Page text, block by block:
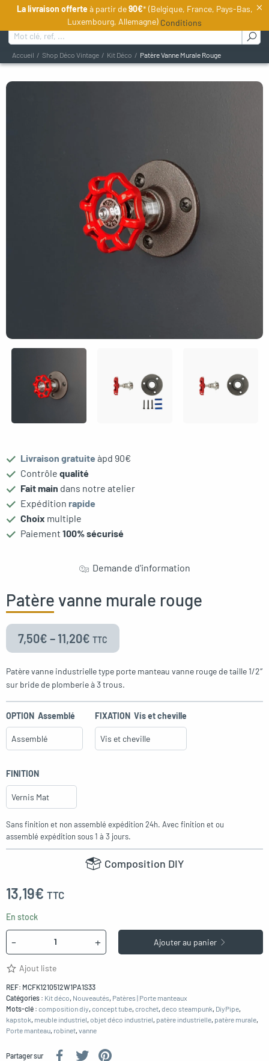
FR
Rechercher :
Accueil Shop Déco Vintage Kit Déco Patère Vanne Murale Rouge
Livraison gratuite àpd 90€
Contrôle qualité
Fait main dans notre atelier
Expédition rapide
Choix multiple
Paiement 100% sécurisé
Demande d'information
Patère vanne murale rouge
7,50€ – 11,20€ TTC
Patère vanne industrielle type porte manteau vanne rouge de taille 1/2″
sur bride de plomberie à 3 trous.
OPTION Assemblé FIXATIONVis et cheville
FINITION
Sans finition et non assemblé expédition 24h. Avec finition et ou
assemblé expédition sous 1 à 3 jours.
Composition DIY
13,19€ TTC
En stock
- + Ajouter au panier
Ajout liste
REF: MCFK1210512W1PA1S33
Catégories : Kit déco, Nouveautés, Patères | Porte manteaux
Mots-clé : composition diy, concept tube, crochet, deco steampunk, DiyPipe,
kapstok, meuble industriel, objet déco industriel, patère industrielle, patère murale,
Porte manteau, robinet, vanne
Partager sur
menu
menu
La livraison offerte à partir de90€* (Belgique, France, Pays-Bas,
Luxembourg, Allemagne) Conditions
×